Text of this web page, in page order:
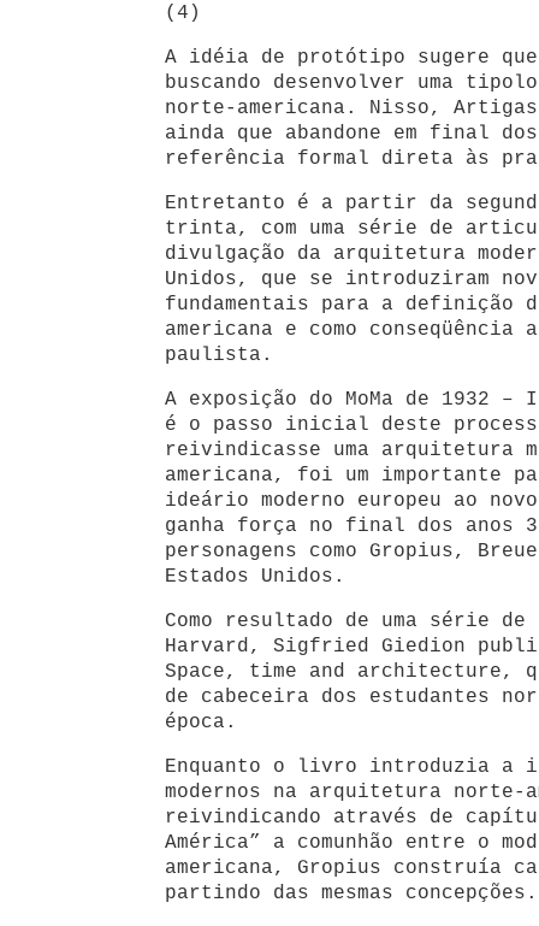
(4)
A idéia de protótipo sugere
buscando desenvolver uma
norte-americana. Nisso,
ainda que abandone em final
referência formal direta às
Entretanto é a partir da
trinta, com uma série de
divulgação da arquitetura
Unidos, que se introduziram
fundamentais para a definição
americana e como conseqüência
paulista.
A exposição do MoMa de 1932
é o passo inicial deste
reivindicasse uma arquitetura
americana, foi um importante
ideário moderno europeu ao
ganha força no final dos anos
personagens como Gropius,
Estados Unidos.
Como resultado de uma série de
Harvard, Sigfried Giedion
Space, time and architecture,
de cabeceira dos estudantes
época.
Enquanto o livro introduzia a
modernos na arquitetura norte-
reivindicando através de
América” a comunhão entre o
americana, Gropius construía
partindo das mesmas concepções.